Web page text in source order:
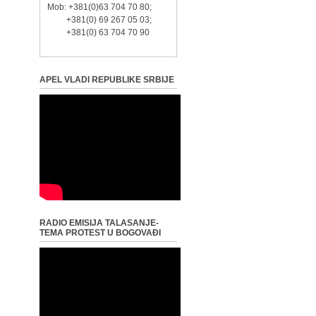
Mob: +381(0)63 704 70 80;
+381(0) 69 267 05 03;
+381(0) 63 704 70 90
APEL VLADI REPUBLIKE SRBIJE
RADIO EMISIJA TALASANJE-
TEMA PROTEST U BOGOVAĐI